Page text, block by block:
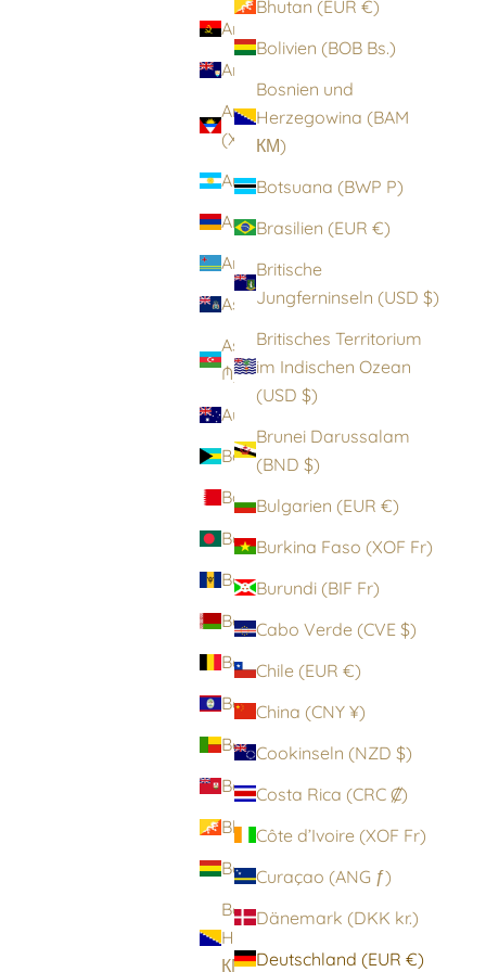
Bhutan (EUR €)
Bolivien (BOB Bs.)
Bosnien und
Herzegowina (BAM
КМ)
Botsuana (BWP P)
Brasilien (EUR €)
Britische
Jungferninseln (USD $)
Britisches Territorium
im Indischen Ozean
(USD $)
Brunei Darussalam
(BND $)
Bulgarien (EUR €)
Burkina Faso (XOF Fr)
Burundi (BIF Fr)
Cabo Verde (CVE $)
Chile (EUR €)
China (CNY ¥)
Cookinseln (NZD $)
Costa Rica (CRC ₡)
Côte d’Ivoire (XOF Fr)
Curaçao (ANG ƒ)
Dänemark (DKK kr.)
Deutschland (EUR €)
Antigua und Barbuda
(XCD $)
Argentinien (EUR €)
Armenien (AMD դր.)
Ascension (SHP £)
Aserbaidschan (AZN
₼)
Bahrain (EUR €)
Bangladesch (BDT ৳)
Barbados (BBD $)
Belarus (EUR €)
Belgien (EUR €)
Belize (BZD $)
Benin (XOF Fr)
Bermuda (USD $)
Bhutan (EUR €)
Bolivien (BOB Bs.)
Bosnien und
Herzegowina (BAM
КМ)